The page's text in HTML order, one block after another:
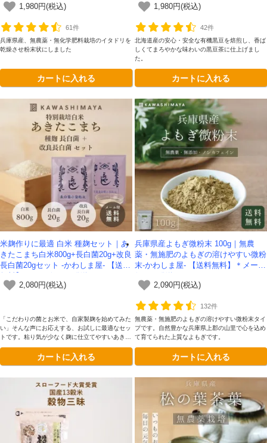
1,980円(税込)
61件
兵庫県産、無農薬・無化学肥料栽培のイタドリを
乾燥させ粉末状にしました
カートに入れる
1,980円(税込)
42件
北海道産の安心・安全な有機黒豆を焙煎し、香ば
しくてまろやかな味わいの黒豆茶に仕上げまし
た。
カートに入れる
米麹作りに最適 白米 種麹セット｜あ
きたこまち白米800g+長白菌20g+改良
長白菌20gセット -かわしま屋- 【送料
2,080円(税込)
「こだわりの菌とお米で、自家製麹を始めてみた
い」そんな声にお応えする、お試しに最適なセッ
トです。粘り気が少なく麹に仕立てやすいあきた
種の種麹を同梱。手軽に、かつ本格的な米麹づく
りを楽しみたい方におすすめです。
カートに入れる
兵庫県産よもぎ微粉末 100g｜無農
薬・無施肥のよもぎの溶けやすい微粉
末-かわしま屋- 【送料無料】＊メール
2,090円(税込)
132件
無農薬・無施肥のよもぎの溶けやすい微粉末タイ
プです。自然豊かな兵庫県上郡の山里で心を込め
て育てられた上質なよもぎです。
カートに入れる